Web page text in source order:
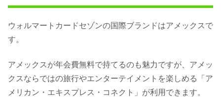
ウォルマートカードセゾンの国際ブランドはアメックスで
す。
アメックスが年会費無料で持てるのも魅力ですが、アメッ
クスならではの旅行やエンターテイメントを楽しめる「ア
メリカン・エキスプレス・コネクト」が利用できます。